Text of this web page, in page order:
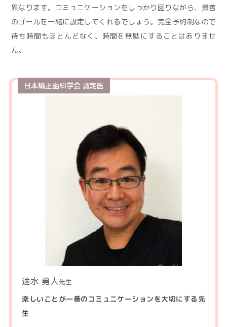
異なります。コミュニケーションをしっかり図りながら、最善
のゴールを一緒に設定してくれるでしょう。完全予約制なので
待ち時間もほとんどなく、時間を無駄にすることはありませ
ん。
日本矯正歯科学会 認定医
速水 勇人先生
楽しいことが一番のコミュニケーションを大切にする先
生